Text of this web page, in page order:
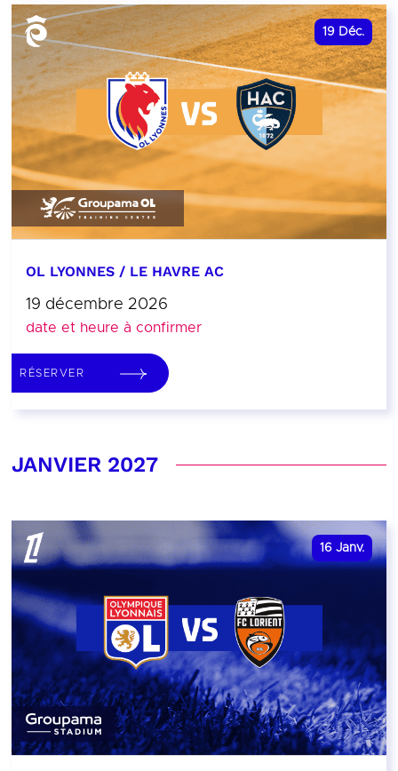
19 Déc.
OL LYONNES / LE HAVRE AC
19 décembre 2026
date et heure à confirmer
RÉSERVER
JANVIER 2027
16 Janv.